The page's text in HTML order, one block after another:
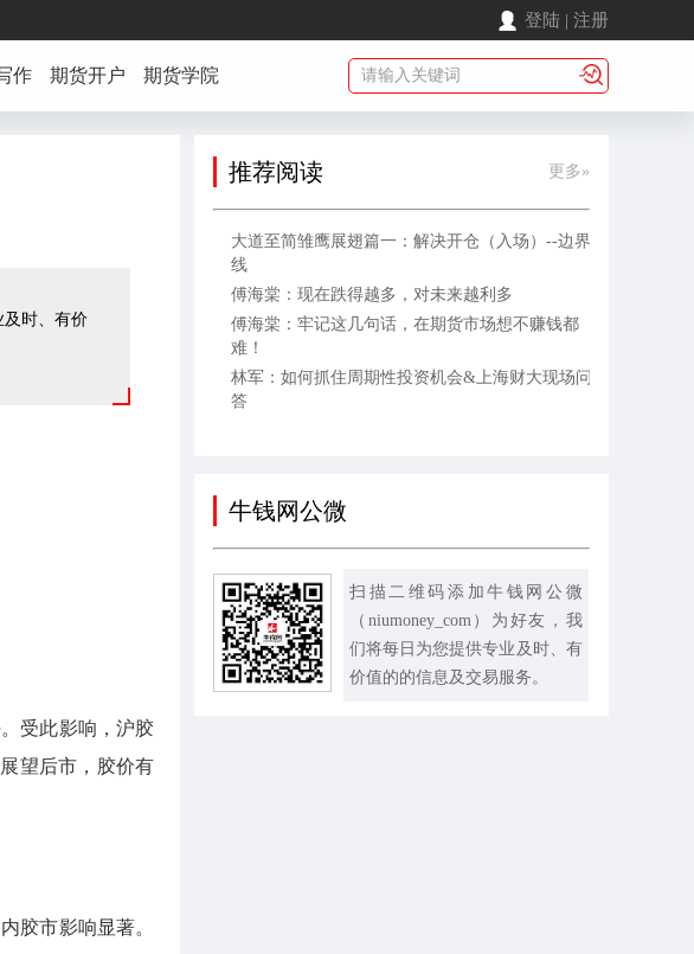
登陆 | 注册
作 期货开户 期货学院
及时、有价
受此影响，沪胶
望后市，胶价有
胶市影响显著。
推荐阅读 更多»
大道至简雏鹰展翅篇一：解决开仓（入场）--边界
线
傅海棠：现在跌得越多，对未来越利多
傅海棠：牢记这几句话，在期货市场想不赚钱都
难！
林军：如何抓住周期性投资机会&上海财大现场问
答
牛钱网公微
扫描二维码添加牛钱网公微
（niumoney_com）为好友，我
们将每日为您提供专业及时、有
价值的的信息及交易服务。